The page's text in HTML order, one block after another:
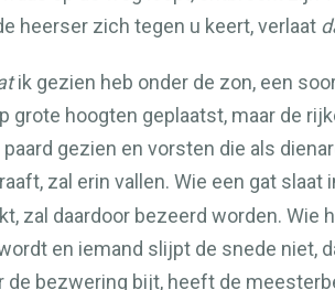
heerser zich tegen u keert, verlaat
ik gezien heb onder de zon, een
grote hoogten geplaatst, maar de
gezien en vorsten die als
zal erin vallen. Wie een gat
zal daardoor bezeerd worden. Wie
en iemand slijpt de snede niet,
de bezwering bijt, heeft de